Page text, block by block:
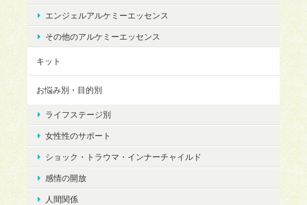
エンジェルアルケミーエッセンス
その他のアルケミーエッセンス
キット
お悩み別・目的別
ライフステージ別
女性性のサポート
ショック・トラウマ・インナーチャイルド
感情の開放
人間関係